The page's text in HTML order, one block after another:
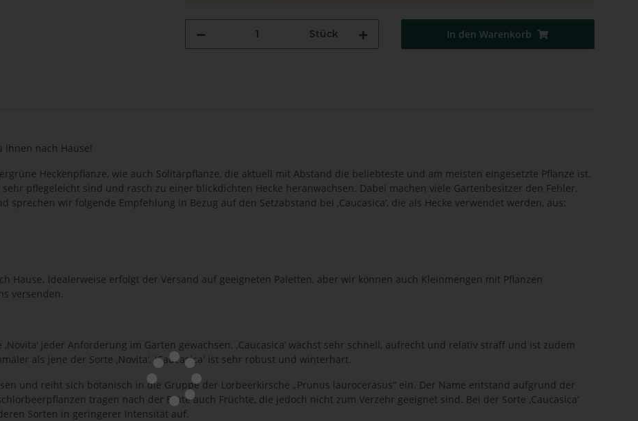
Stück In den Warenkorb
nach Hause!
Heckenpflanze, wie auch Solitärpflanze, die aktuell mit Abstand die beliebteste und am meisten eingesetzte Pflanze ist.
pflegeleicht sind und rasch zu einer blickdichten Hecke heranwachsen. Dabei machen viele Gartenbesitzer den Fehler,
sprechen wir folgende Empfehlung in Bezug auf den Setzabstand bei ‚Caucasica‘, die als Hecke verwendet werden, aus:
Hause. Idealerweise erfolgt der Versand auf geeigneten Paletten, aber wir können auch Kleinmengen mit Pflanzen
versenden.
‚Novita‘ jeder Anforderung im Garten gewachsen. ‚Caucasica‘ wächst sehr schnell, aufrecht und relativ straff und ist zudem
als jene der Sorte ‚Novita‘. 'Caucasica' ist sehr robust und winterhart.
und reiht sich botanisch in die Gruppe der Lorbeerkirsche „Prunus laurocerasus“ ein. Der Name entstand aufgrund der
tragen nach der Blüte auch Früchte, die jedoch nicht zum Verzehr geeignet sind. Bei der Sorte ‚Caucasica‘
Sorten in geringerer Intensität auf.